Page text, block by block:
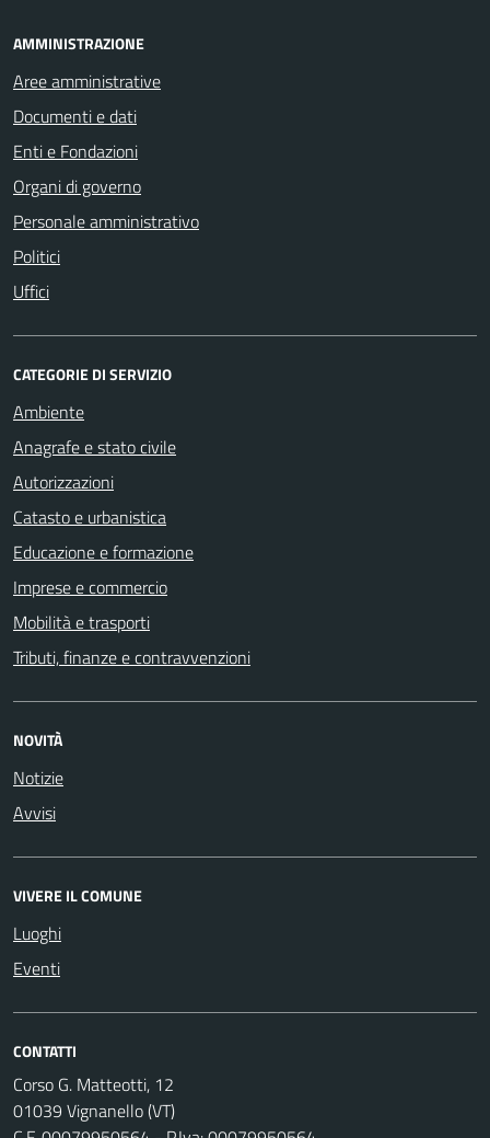
AMMINISTRAZIONE
Aree amministrative
Documenti e dati
Enti e Fondazioni
Organi di governo
Personale amministrativo
Politici
Uffici
CATEGORIE DI SERVIZIO
Ambiente
Anagrafe e stato civile
Autorizzazioni
Catasto e urbanistica
Educazione e formazione
Imprese e commercio
Mobilità e trasporti
Tributi, finanze e contravvenzioni
NOVITÀ
Notizie
Avvisi
VIVERE IL COMUNE
Luoghi
Eventi
CONTATTI
Corso G. Matteotti, 12
01039 Vignanello (VT)